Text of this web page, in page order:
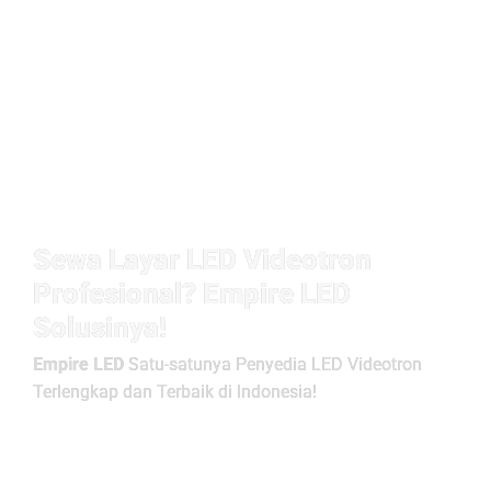
Sewa Layar LED Videotron
Profesional? Empire LED
Solusinya!
Empire LED Satu-satunya Penyedia LED Videotron
Terlengkap dan Terbaik di Indonesia!